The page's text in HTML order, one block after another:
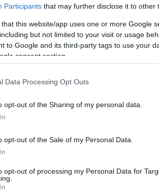
Participants that may further disclose it to other
that this website/app uses one or more Google
but not limited to your visit or usage
to Google and its third-party tags to use your
consent section.
Data Processing Opt Outs
opt-out of the Sharing of my personal data.
opt-out of the Sale of my Personal Data.
opt-out of processing my Personal Data for
szintén nemzetközi sikert ért el
készül. Horváth Zsolt kiemelte: két fő
ősszel Londonban, ahova
vonal a déli kulturális övezetben való
zenei nevelésére és a tehetségek
nevű zenei sorozat várja az